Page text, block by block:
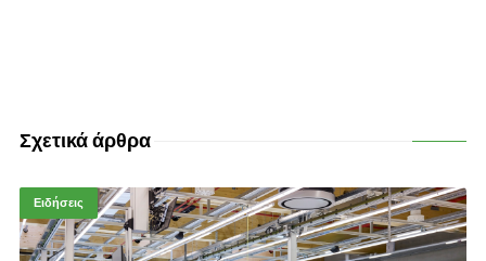
Σχετικά άρθρα
Ειδήσεις